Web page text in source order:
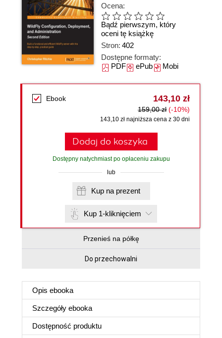
Ocena:
Bądź pierwszym, który
oceni tę książkę
Stron: 402
Dostępne formaty:
PDFePubMobi
Ebook 143,10 zł
159,00 zł (-10%)
143,10 zł najniższa cena z 30 dni
Dodaj do koszyka
Dostępny natychmiast po opłaceniu zakupu
lub
Kup na prezent
Kup 1-kliknięciem
Przenieś na półkę
Do przechowalni
Opis ebooka
Szczegóły ebooka
Dostępność produktu